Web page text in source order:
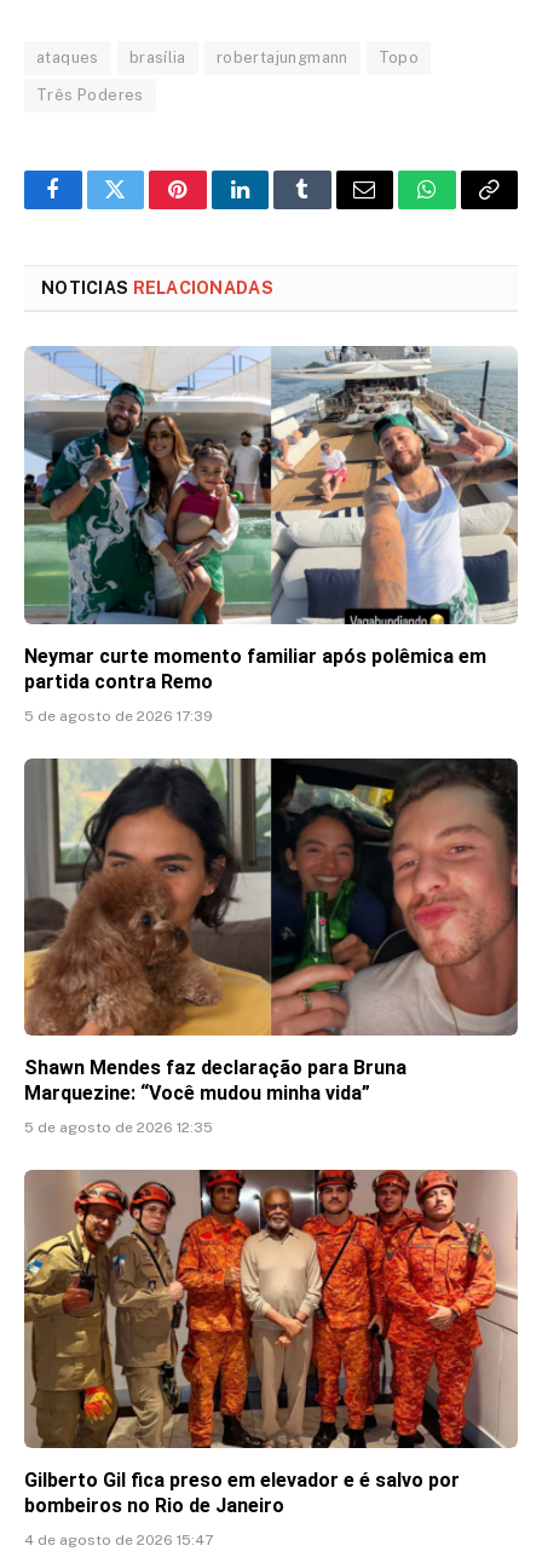
ataques brasília robertajungmann Topo
Três Poderes
FacebookTwitterPinterestLinkedInTumblrEmail WhatsApp
Copy
NOTICIAS RELACIONADAS
Neymar curte momento familiar após polêmica em
partida contra Remo
5 de agosto de 2026 17:39
Shawn Mendes faz declaração para Bruna
Marquezine: “Você mudou minha vida”
5 de agosto de 2026 12:35
Gilberto Gil fica preso em elevador e é salvo por
bombeiros no Rio de Janeiro
4 de agosto de 2026 15:47